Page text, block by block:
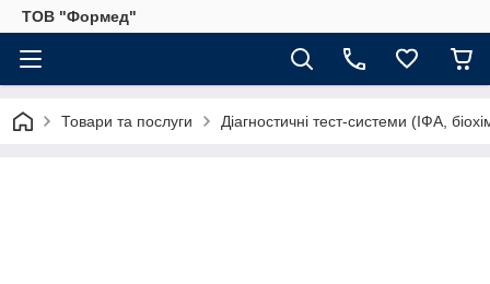
ТОВ "Формед"
Товари та послуги Діагностичні тест-системи (ІФА,